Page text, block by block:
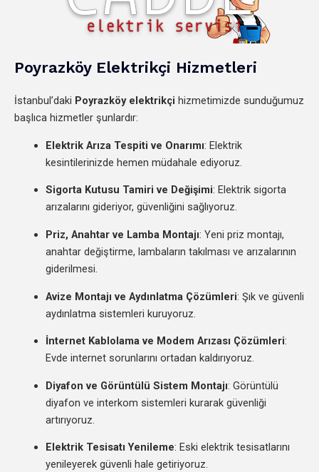
Poyrazköy Elektrikçi Hizmetleri
İstanbul’daki Poyrazköy elektrikçi hizmetimizde sunduğumuz
başlıca hizmetler şunlardır:
Elektrik Arıza Tespiti ve Onarımı: Elektrik
kesintilerinizde hemen müdahale ediyoruz.
Sigorta Kutusu Tamiri ve Değişimi: Elektrik sigorta
arızalarını gideriyor, güvenliğini sağlıyoruz.
Priz, Anahtar ve Lamba Montajı: Yeni priz montajı,
anahtar değiştirme, lambaların takılması ve arızalarının
giderilmesi.
Avize Montajı ve Aydınlatma Çözümleri: Şık ve güvenli
aydınlatma sistemleri kuruyoruz.
İnternet Kablolama ve Modem Arızası Çözümleri:
Evde internet sorunlarını ortadan kaldırıyoruz.
Diyafon ve Görüntülü Sistem Montajı: Görüntülü
diyafon ve interkom sistemleri kurarak güvenliği
artırıyoruz.
Elektrik Tesisatı Yenileme: Eski elektrik tesisatlarını
yenileyerek güvenli hale getiriyoruz.